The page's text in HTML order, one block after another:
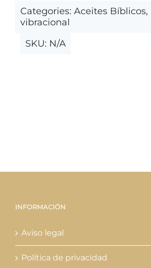
Categories: Aceites Bíblicos,
vibracional
SKU: N/A
INFORMACIÓN
Aviso legal
Política de privacidad